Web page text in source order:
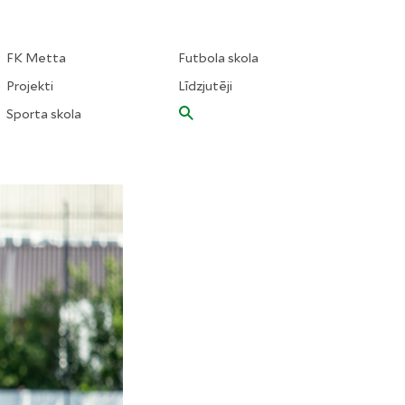
FK Metta
Projekti
Sporta skola
Futbola skola
Līdzjutēji